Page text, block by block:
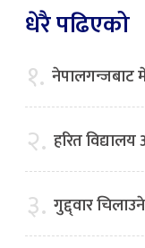
धेरै पढिएको
१.
२. हरित
३. गुद्द्वार